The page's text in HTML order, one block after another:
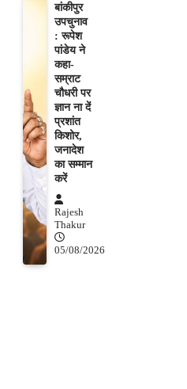
बांकीपुर
उपचुनाव
: रूपेश
पांडेय ने
कहा-
सम्राट
चौधरी पर
ज्ञान ना दें
प्रशांत
किशोर,
जनादेश
का सम्मान
करें
Rajesh
Thakur
05/08/2026